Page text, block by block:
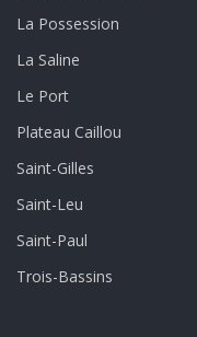
La Possession
La Saline
Le Port
Plateau Caillou
Saint-Gilles
Saint-Leu
Saint-Paul
Trois-Bassins